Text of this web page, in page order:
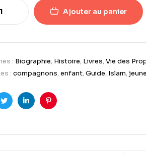
Ajouter au panier
: Biographie, Histoire, Livres,Vie des
: compagnons,enfant,Guide, Islam,jeune
TwitterLinkedInPinterest